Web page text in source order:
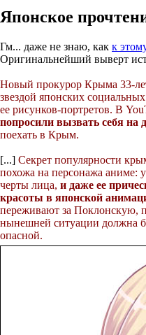
Японское
Гм... даже не знаю, как к
Оригинальнейший выверт
Новый прокурор Крыма 33-
звездой японских
ее рисунков-портретов. В
попросили вызвать себя на
поехать в Крым.
[...] Секрет популярности
похожа на персонажа аниме:
черты лица, и даже ее
красоты в японской
переживают за Поклонскую,
нынешней ситуации должна
опасной.